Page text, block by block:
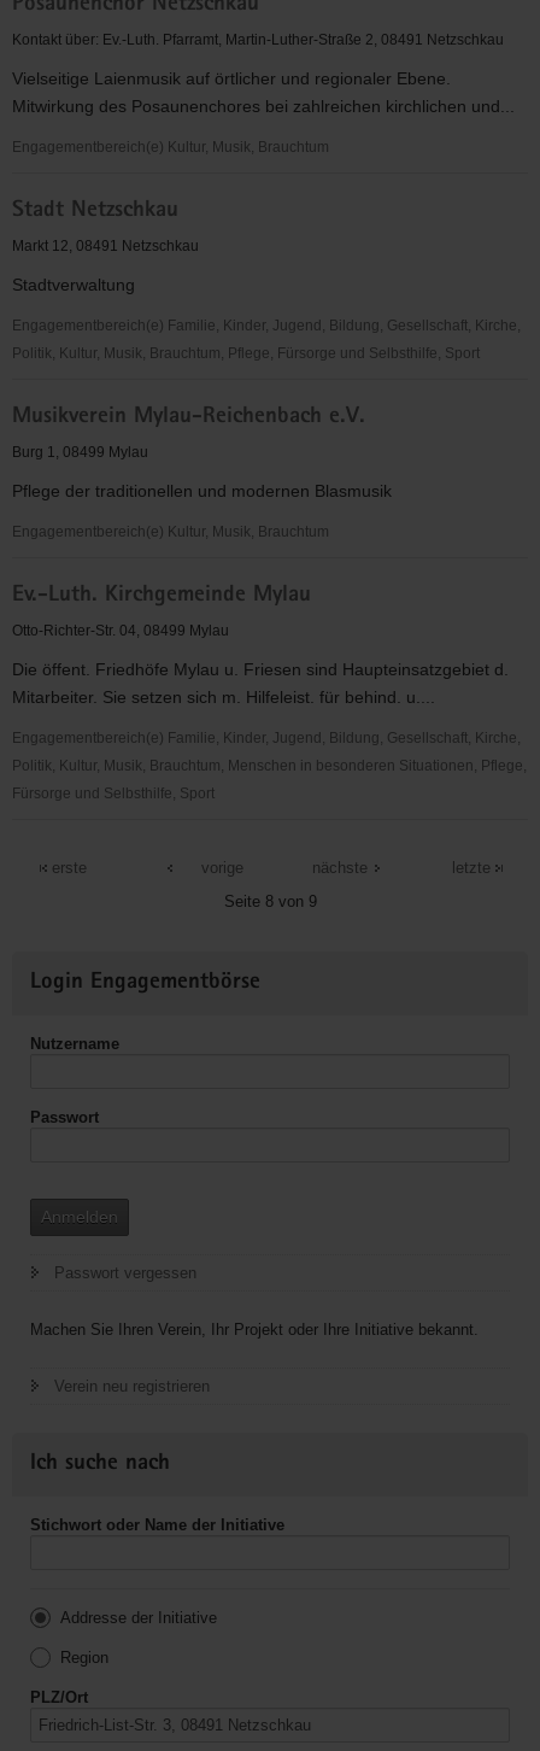
für
Christus"
-
Jugendkreis
Netzschkau
Posaunenchor Netzschkau
Kontakt über: Ev.-Luth. Pfarramt, Martin-Luther-Straße 2, 08491 Netzschkau
Vielseitige Laienmusik auf örtlicher und regionaler Ebene.
Mitwirkung des Posaunenchores bei zahlreichen kirchlichen und...
Engagementbereich(e) Kultur, Musik, Brauchtum
Netzschkau
Stadt Netzschkau
Markt 12, 08491 Netzschkau
Stadtverwaltung
Engagementbereich(e) Familie, Kinder, Jugend, Bildung, Gesellschaft, Kirche,
Politik, Kultur, Musik, Brauchtum, Pflege, Fürsorge und Selbsthilfe, Sport
Netzschkau
Musikverein Mylau-Reichenbach e.V.
Burg 1, 08499 Mylau
Pflege der traditionellen und modernen Blasmusik
Engagementbereich(e) Kultur, Musik, Brauchtum
Mylau-
Reichenbach
Ev.-Luth. Kirchgemeinde Mylau
Otto-Richter-Str. 04, 08499 Mylau
Die öffent. Friedhöfe Mylau u. Friesen sind Haupteinsatzgebiet d.
Mitarbeiter. Sie setzen sich m. Hilfeleist. für behind. u....
Engagementbereich(e) Familie, Kinder, Jugend, Bildung, Gesellschaft, Kirche,
Politik, Kultur, Musik, Brauchtum, Menschen in besonderen Situationen, Pflege,
Fürsorge und Selbsthilfe, Sport
erste
vorige
Seite 8 von 9
nächste letzte
Informationen
Login Engagementbörse
Nutzername
Passwort
Anmelden
Passwort vergessen
Machen Sie Ihren Verein, Ihr Projekt oder Ihre Initiative bekannt.
Verein neu registrieren
Ich suche nach
Stichwort oder Name der Initiative
Addresse der Initiative
Region
PLZ/Ort